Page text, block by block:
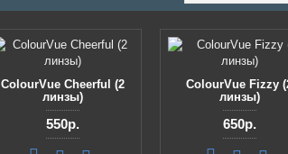
ColourVue Cheerful (2
линзы)
550р.
ColourVue Fizzy
линзы)
650р.